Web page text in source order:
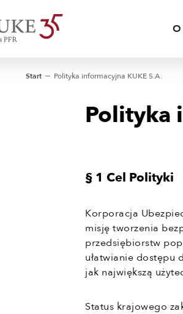
O
Start Polityka informacyjna KUKE S.A.
Polityka
§ 1 Cel Polityki
Korporacja
misję tworzenia
przedsiębiorstw
ułatwianie dostępu
jak największą
Status krajowego